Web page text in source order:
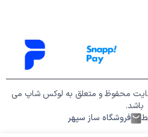
محفوظ و متعلق به لوکس شاپ می
باشد.
فروشگاه ساز سپهر